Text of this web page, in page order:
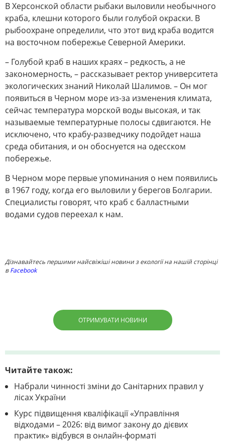
В Херсонской области рыбаки выловили необычного
краба, клешни которого были голубой окраски. В
рыбоохране определили, что этот вид краба водится
на восточном побережье Северной Америки.
– Голубой краб в наших краях – редкость, а не
закономерность, – рассказывает ректор университета
экологических знаний Николай Шалимов. – Он мог
появиться в Черном море из-за изменения климата,
сейчас температура морской воды высокая, и так
называемые температурные полосы сдвигаются. Не
исключено, что крабу-разведчику подойдет наша
среда обитания, и он обоснуется на одесском
побережье.
В Черном море первые упоминания о нем появились
в 1967 году, когда его выловили у берегов Болгарии.
Специалисты говорят, что краб с балластными
водами судов переехал к нам.
Дізнавайтесь першими найсвіжіші новини з екології на нашій сторінці
вFacebook
ОТРИМУВАТИ НОВИНИ
Читайте також:
Набрали чинності зміни до Санітарних правил у
лісах України
Курс підвищення кваліфікації «Управління
відходами – 2026: від вимог закону до дієвих
практик» відбувся в онлайн-форматі